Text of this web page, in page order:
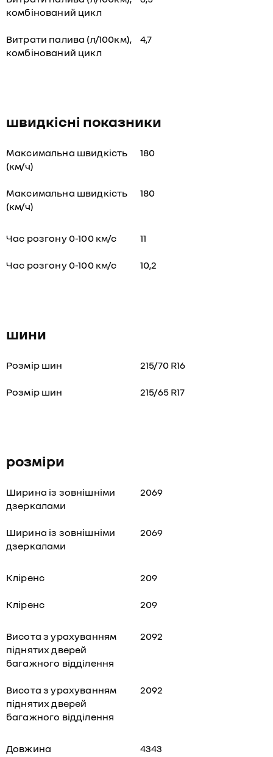
комбінований цикл
Витрати палива (л/100км),
комбінований цикл
4,7
швидкісні показники
Максимальна швидкість
(км/ч)
180
Максимальна швидкість
(км/ч)
180
Час розгону 0-100 км/с 11
Час розгону 0-100 км/с 10,2
шини
Розмір шин 215/70 R16
Розмір шин 215/65 R17
розміри
Ширина із зовнішніми
дзеркалами
2069
Ширина із зовнішніми
дзеркалами
2069
Кліренс 209
Кліренс 209
Висота з урахуванням
піднятих дверей
багажного відділення
2092
Висота з урахуванням
піднятих дверей
багажного відділення
2092
Довжина 4343